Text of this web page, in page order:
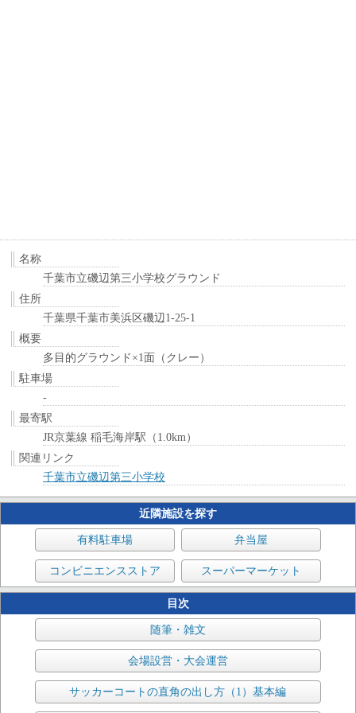
名称
千葉市立磯辺第三小学校グラウンド
住所
千葉県千葉市美浜区磯辺1-25-1
概要
多目的グラウンド×1面（クレー）
駐車場
-
最寄駅
JR京葉線 稲毛海岸駅（1.0km）
関連リンク
千葉市立磯辺第三小学校
近隣施設を探す
有料駐車場 弁当屋
コンビニエンスストア スーパーマーケット
目次
随筆・雑文
会場設営・大会運営
サッカーコートの直角の出し方（1）基本編